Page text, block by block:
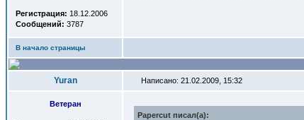
Регистрация: 18.12.2006
Сообщений: 3787
В начало страницы
Yuran Написано: 21.02.2009, 15:32
Ветеран
Papercut писал(a):